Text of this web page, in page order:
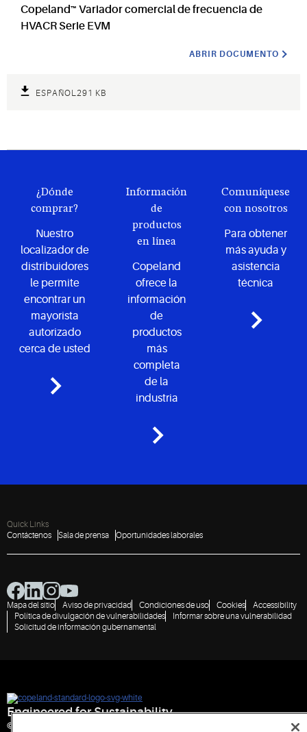
Copeland™ Variador comercial de frecuencia de
HVACR Serie EVM
ABRIR DOCUMENTO
ESPAÑOL291 KB
¿Dónde
comprar?
Nuestro
localizador de
distribuidores
le permite
encontrar un
mayorista
autorizado
cerca de usted
Información
de
productos
en línea
Copeland
ofrece la
información
de
productos
más
completa
de la
industria
Comuníquese
con nosotros
Para obtener
más ayuda y
asistencia
técnica
Quick Links
Contáctenos
Sala de prensa Oportunidades laborales
Mapa del sitio Aviso de privacidad Condiciones de uso Cookies
Accessibility
Política de divulgación de vulnerabilidades
Informar sobre una vulnerabilidad
Solicitud de información gubernamental
Engineered for Sustainability
© 2026 Copeland LP. Todos los derechos reservados.